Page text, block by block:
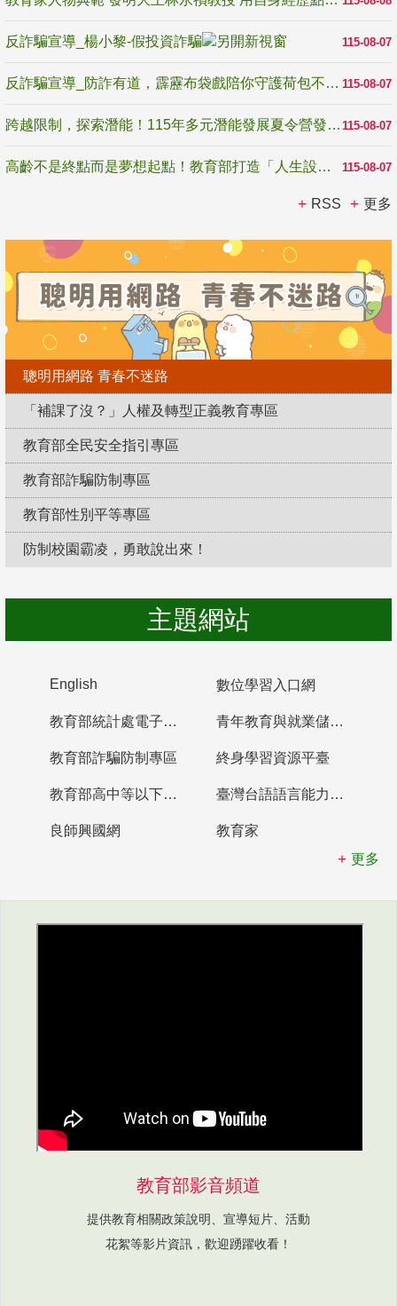
115-08-07
反詐騙宣導_楊小黎-假投資詐騙
115-08-07
反詐騙宣導_防詐有道，霹靂布袋戲陪你守護荷包不受騙
115-08-07
跨越限制，探索潛能！115年多元潛能發展夏令營發掘生命無限可能
115-08-07
高齡不是終點而是夢想起點！教育部打造「人生設計夢工場」 參展第3屆高齡健康產業博覽會
RSS 更多
聰明用網路 青春不迷路
「補課了沒？」人權及轉型正義教育專區
教育部全民安全指引專區
教育部詐騙防制專區
教育部性別平等專區
防制校園霸凌，勇敢說出來！
主題網站
English 數位學習入口網
教育部統計處電子書櫃 青年教育與就業儲蓄帳戶
教育部詐騙防制專區 終身學習資源平臺
教育部高中等以下學校及幼兒園教師資格檢定考試 臺灣台語語言能力認證網站
良師興國網
教育家
更多
教育部影音頻道
提供教育相關政策說明、宣導短片、活動
花絮等影片資訊，歡迎踴躍收看！